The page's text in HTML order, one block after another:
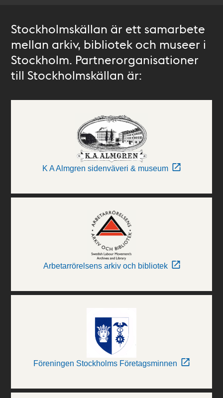
Stockholmskällan är ett samarbete
mellan arkiv, bibliotek och museer i
Stockholm. Partnerorganisationer
till Stockholmskällan är:
K A Almgren sidenväveri & museum
Arbetarrörelsens arkiv och bibliotek
Föreningen Stockholms Företagsminnen